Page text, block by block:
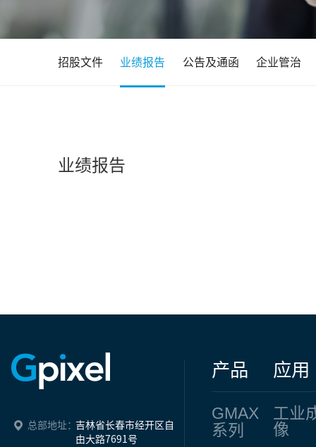
招股文件 业绩报告 公告及通函 企业管治
业绩报告
总部地址：吉林省长春市经开区自
由大路7691号
产品
GMAX
系列
应用
工业
像